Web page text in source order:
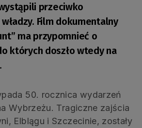
przeciwko
Film dokumentalny
ma przypomnieć o
których doszło wtedy na
50. rocznica wydarzeń
Wybrzeżu. Tragiczne zajścia
Elblągu i Szczecinie, zostały